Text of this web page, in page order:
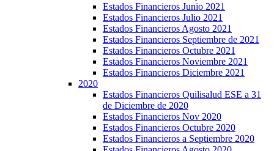
Estados Financieros Junio 2021
Estados Financieros Julio 2021
Estados Financieros Agosto 2021
Estados Financieros Septiembre de 2021
Estados Financieros Octubre 2021
Estados Financieros Noviembre 2021
Estados Financieros Diciembre 2021
2020
Estados Financieros Quilisalud ESE a 31
de Diciembre de 2020
Estados Financieros Nov 2020
Estados Financieros Octubre 2020
Estados Financieros a Septiembre 2020